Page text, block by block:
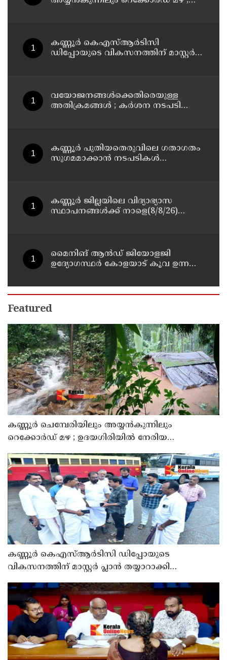
കണ്ണൂർ കെഎസ്ആർടിസി
ഡിപ്പോയുടെ വികസനത്തിന് മാസ്റ്റർ
വയോജനങ്ങൾക്കെതിരെയുള്ള
അതിക്രമങ്ങൾ ; കർശന നടപടി
കണ്ണൂർ പുതിയതെരുവിലെ ഗതാഗതം
സുഗമമാക്കാന്‍ നടപടികള്‍
കണ്ണൂർ ജില്ലയിലെ വിദ്യാഭ്യാസ
സ്ഥാപനങ്ങള്‍ക്ക് നാളെ(8/8/26)
മൈനിങ് ആൻഡ്​ ജിയോളജി
ഉദ്യോഗസ്ഥർ കോളയാട് കൂവ ഉന്നതി
Featured
കണ്ണൂർ ചെമ്പേരിയിലും അയ്യൻകുന്നിലും
റെക്കോർഡ് മഴ ; ഉദയഗിരിയിൽ നേരിയ
കണ്ണൂർ കെഎസ്ആർടിസി ഡിപ്പോയുടെ
വികസനത്തിന് മാസ്റ്റർ പ്ലാൻ തയ്യാറാക്കി